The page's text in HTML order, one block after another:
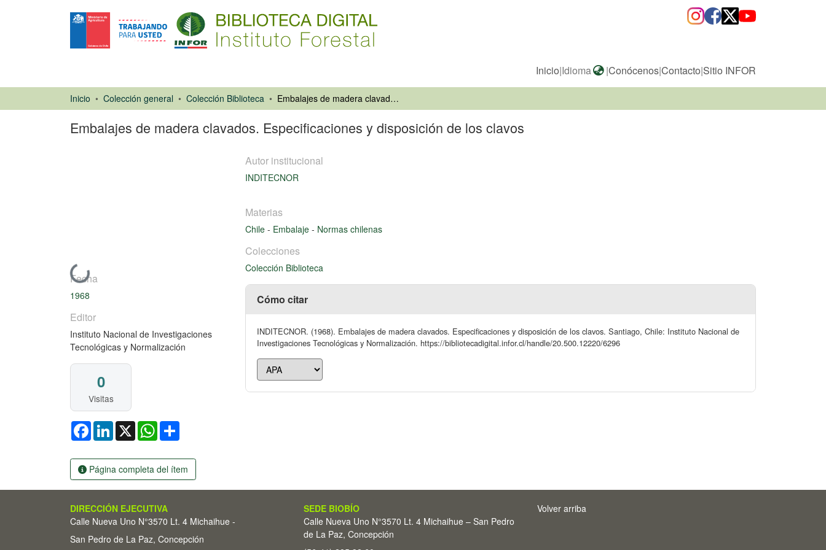
Inicio|Idioma |Conócenos|Contacto|Sitio INFOR
Inicio Colección general Colección Biblioteca Embalajes de madera clavados. Especificaciones y disposición de los clavos
Embalajes de madera clavados. Especificaciones y disposición de los clavos
Cargando...
Fecha
1968
Editor
Instituto Nacional de Investigaciones
Tecnológicas y Normalización
0
Visitas
FacebookLinkedIn
X WhatsApp
Página completa del ítem
Autor institucional
INDITECNOR
Materias
Chile - Embalaje - Normas chilenas
Colecciones
Colección Biblioteca
Cómo citar
INDITECNOR. (1968). Embalajes de madera clavados. Especificaciones y disposición de los clavos. Santiago, Chile: Instituto Nacional de
Investigaciones Tecnológicas y Normalización. https://bibliotecadigital.infor.cl/handle/20.500.12220/6296
DIRECCIÓN EJECUTIVA
Calle Nueva Uno N°3570 Lt. 4 Michaihue -
San Pedro de La Paz, Concepción
SEDE BIOBÍO
Calle Nueva Uno N°3570 Lt. 4 Michaihue – San Pedro
de La Paz, Concepción
Volver arriba